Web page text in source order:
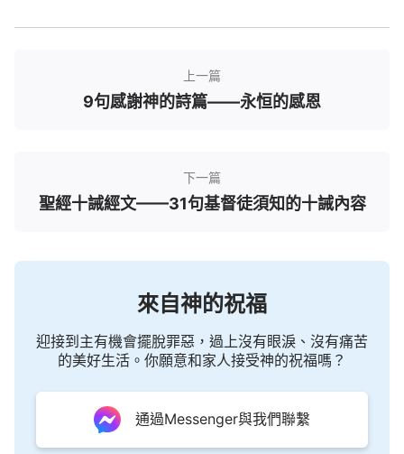
這節經文為我們揭示了至高神的道路的完全和他
混淆，人們也在不斷尋找安全感和堅實的支撑。然
而，這節經文提醒我們神的道是完全的，是我們信仰
始終閃爍着聖潔的光輝。當我們投靠神時，神不僅是
我們的創造主，更是我們堅固的盾牌。在生命歷程的
壘。無論世界如何變幻，神的話語永遠是穩固不移的
磐石，為我們提供了真正的庇護。
願我們在生命的旅途中時刻投靠至高的神，遵行
他的道，讓他的話語成為我們生命的指南，這樣我們
和信仰更加平安與堅定。
上一篇
9句感謝神的詩篇——永恒的感恩
下一篇
聖經十誡經文——31句基督徒須知的十誡內容
來自神的祝福
迎接到主有機會擺脫罪惡，過上沒有眼淚、沒有痛苦
的美好生活。你願意和家人接受神的祝福嗎？
通過Messenger與我們聯繫